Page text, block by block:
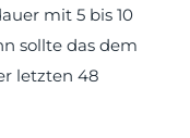
mit 5 bis 10
sollte das dem
letzten 48